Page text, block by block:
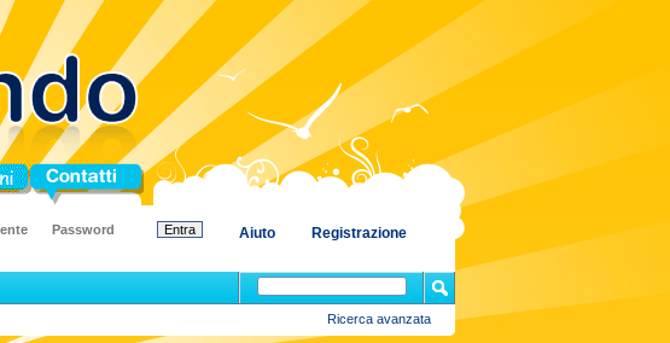
Contatti
Registrazione
Aiuto
Ricerca avanzata